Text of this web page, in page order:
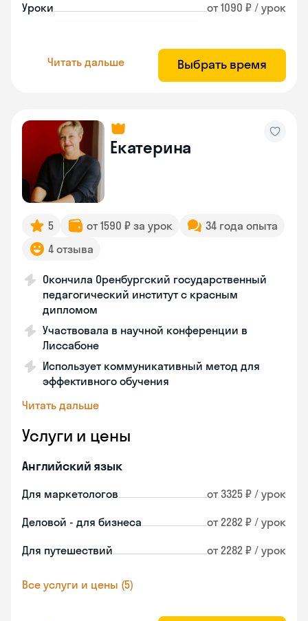
Уроки от 1090 ₽ / урок
Читать дальше Выбрать время
Екатерина
5 от 1590 ₽ за урок
34 года опыта
4 отзыва
Окончила Оренбургский государственный
педагогический институт с красным
дипломом
Участвовала в научной конференции в
Лиссабоне
Использует коммуникативный метод для
эффективного обучения
Читать дальше
Услуги и цены
Английский язык
Для маркетологов от 3325 ₽ / урок
Деловой - для бизнеса от 2282 ₽ / урок
Для путешествий от 2282 ₽ / урок
Все услуги и цены (5)